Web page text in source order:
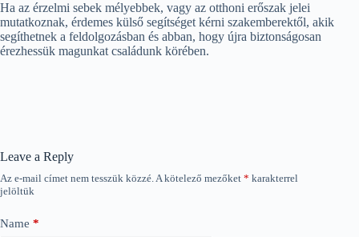
Ha az érzelmi sebek mélyebbek, vagy az otthoni erőszak jelei
mutatkoznak, érdemes külső segítséget kérni szakemberektől, akik
segíthetnek a feldolgozásban és abban, hogy újra biztonságosan
érezhessük magunkat családunk körében.
Leave a Reply
Az e-mail címet nem tesszük közzé.A kötelező mezőket * karakterrel
jelöltük
Name *